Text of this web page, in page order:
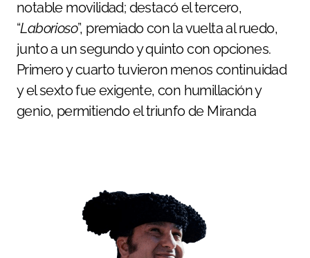
notable movilidad; destacó el tercero,
“Laborioso”, premiado con la vuelta al ruedo,
junto a un segundo y quinto con opciones.
Primero y cuarto tuvieron menos continuidad
y el sexto fue exigente, con humillación y
genio, permitiendo el triunfo de Miranda